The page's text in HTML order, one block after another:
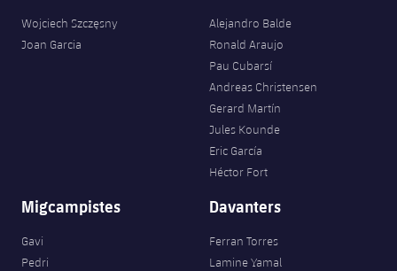
Wojciech Szczęsny
Joan Garcia
Alejandro Balde
Ronald Araujo
Pau Cubarsí
Andreas Christensen
Gerard Martín
Jules Kounde
Eric García
Héctor Fort
Migcampistes
Gavi
Pedri
Davanters
Ferran Torres
Lamine Yamal